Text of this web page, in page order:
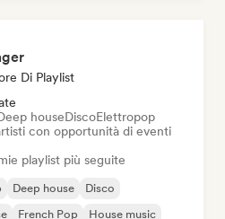
Di Playlist
houseDiscoElettropop
con opportunità di eventi
playlist più seguite
Deep house
Disco
French Pop House music